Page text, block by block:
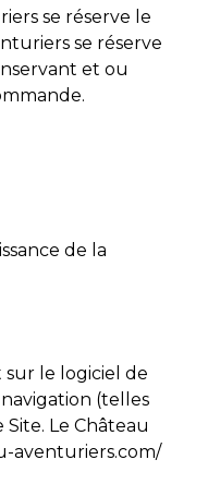
se réserve le
se réserve
et ou
de la
le logiciel de
(telles
Le Château
aventuriers.com/